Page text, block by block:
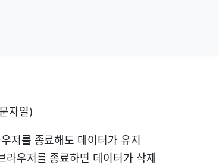
자열)
저를 종료해도 데이터가 유지
라우저를 종료하면 데이터가 삭제